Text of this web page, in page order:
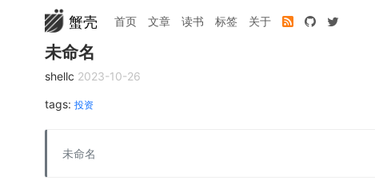
蟹壳 首页 文章 读书 标签 关于
未命名
shellc 2023-10-26
tags: 投资
未命名